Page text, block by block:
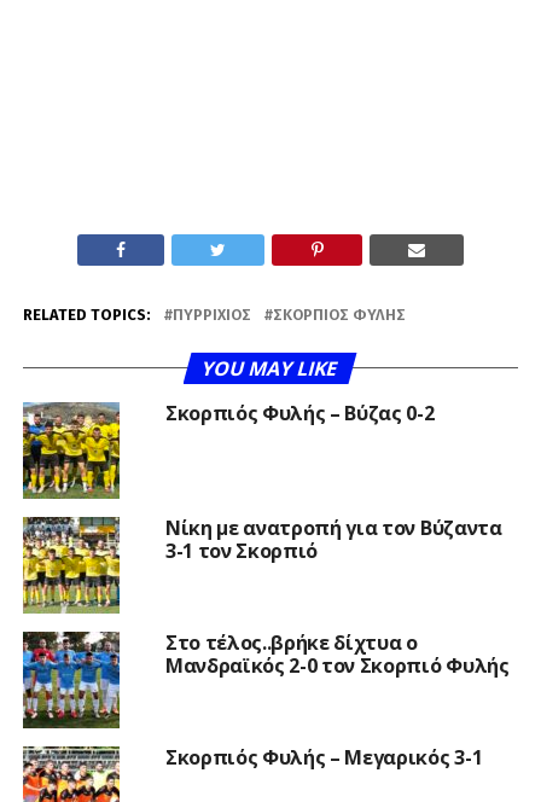
RELATED TOPICS: ΠΥΡΡΊΧΙΟΣ ΣΚΟΡΠΙΌΣ ΦΥΛΉΣ
YOU MAY LIKE
Σκορπιός Φυλής – Βύζας 0-2
Νίκη με ανατροπή για τον Βύζαντα
3-1 τον Σκορπιό
Στο τέλος..βρήκε δίχτυα ο
Μανδραϊκός 2-0 τον Σκορπιό Φυλής
Σκορπιός Φυλής – Μεγαρικός 3-1